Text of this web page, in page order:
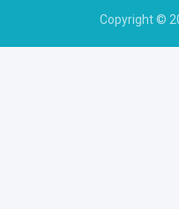
Copyright ©